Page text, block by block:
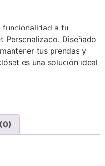
funcionalidad a tu
Personalizado. Diseñado
tus prendas y
es una solución ideal